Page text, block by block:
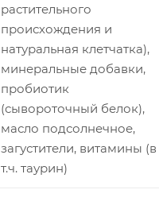
растительного
происхождения и
натуральная клетчатка),
минеральные добавки,
пробиотик
(сывороточный белок),
масло подсолнечное,
загустители, витамины (в
т.ч. таурин)